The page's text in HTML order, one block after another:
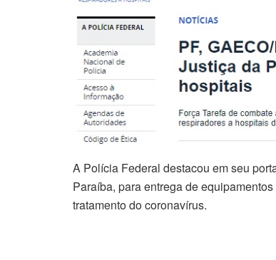
A Polícia Federal destacou em seu
Paraíba, para entrega de
tratamento do coronavírus.